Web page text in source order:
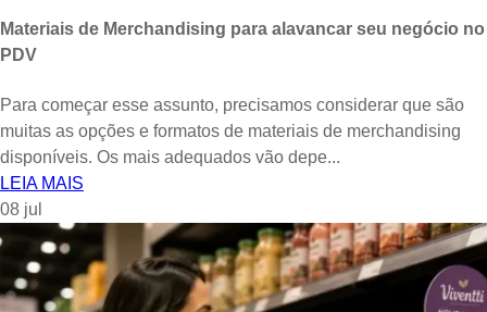
Materiais de Merchandising para alavancar seu negócio no
PDV
Para começar esse assunto, precisamos considerar que são
muitas as opções e formatos de materiais de merchandising
disponíveis. Os mais adequados vão depe...
LEIA MAIS
08 jul